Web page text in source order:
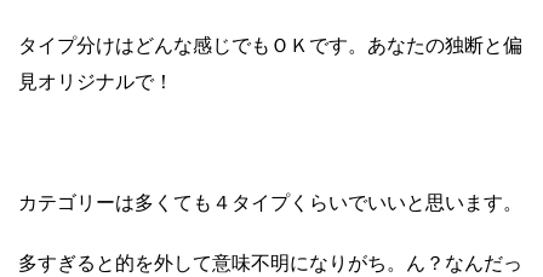
タイプ分けはどんな感じでもＯＫです。あなたの独断と偏
見オリジナルで！
カテゴリーは多くても４タイプくらいでいいと思います。
多すぎると的を外して意味不明になりがち。ん？なんだっ